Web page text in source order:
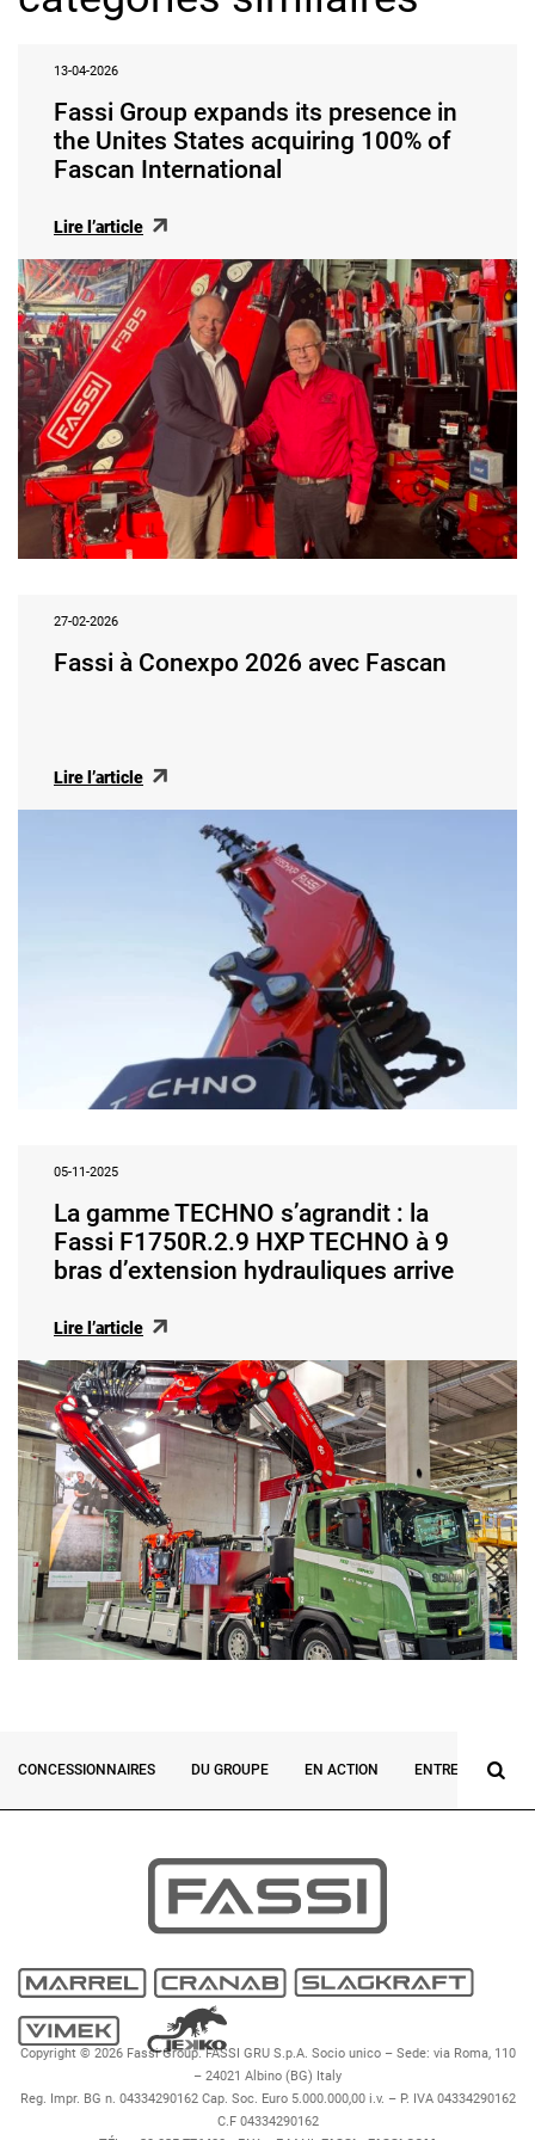
13-04-2026
Fassi Group expands its presence in
the Unites States acquiring 100% of
Fascan International
Lire l’article
27-02-2026
Fassi à Conexpo 2026 avec Fascan
Lire l’article
05-11-2025
La gamme TECHNO s’agrandit : la
Fassi F1750R.2.9 HXP TECHNO à 9
bras d’extension hydrauliques arrive
Lire l’article
CONCESSIONNAIRES DU GROUPE EN ACTION ENTREVUES
Copyright © 2026 Fassi Group. FASSI GRU S.p.A. Socio unico – Sede: via Roma, 110
– 24021 Albino (BG) Italy
Reg. Impr. BG n. 04334290162 Cap. Soc. Euro 5.000.000,00 i.v. – P. IVA 04334290162
C.F 04334290162